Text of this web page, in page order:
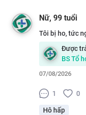
Nữ, 99 tuổi
Tôi bị ho, tức
Được
BSTổ
07/08/2026
1 0
Hô hấp